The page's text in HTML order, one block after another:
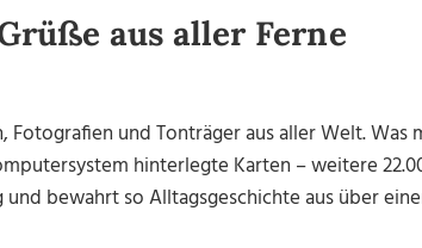
aus aller Ferne
und Tonträger aus aller Welt. Was
hinterlegte Karten – weitere
bewahrt so Alltagsgeschichte aus über